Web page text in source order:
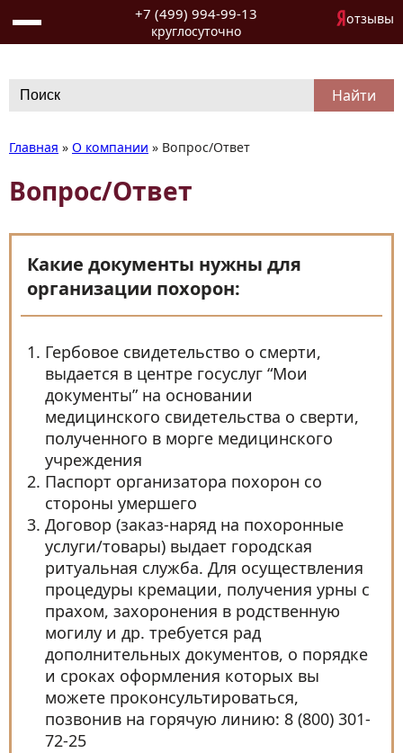
+7 (499) 994-99-13
круглосуточно
отзывы
for:
Главная » О компании » Вопрос/Ответ
Вопрос/Ответ
Какие документы нужны для
организации похорон:
Гербовое свидетельство о смерти,
выдается в центре госуслуг “Мои
документы” на основании
медицинского свидетельства о сверти,
полученного в морге медицинского
учреждения
Паспорт организатора похорон со
стороны умершего
Договор (заказ-наряд на похоронные
услуги/товары) выдает городская
ритуальная служба. Для осуществления
процедуры кремации, получения урны с
прахом, захоронения в родственную
могилу и др. требуется рад
дополнительных документов, о порядке
и сроках оформления которых вы
можете проконсультироваться,
позвонив на горячую линию: 8 (800) 301-
72-25